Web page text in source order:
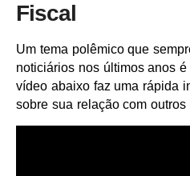
Fiscal
Um tema polêmico que
noticiários nos últimos anos
vídeo abaixo faz uma rápida
sobre sua relação com